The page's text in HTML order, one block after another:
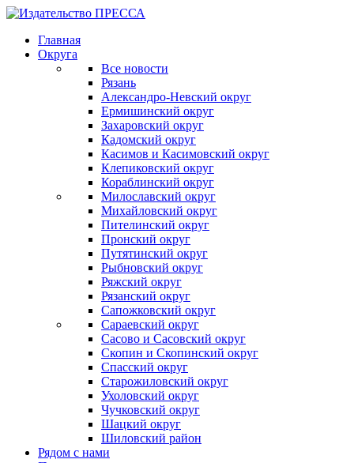
Главная
Округа
Все новости
Рязань
Александро-Невский округ
Ермишинский округ
Захаровский округ
Кадомский округ
Касимов и Касимовский округ
Клепиковский округ
Кораблинский округ
Милославский округ
Михайловский округ
Пителинский округ
Пронский округ
Путятинский округ
Рыбновский округ
Ряжский округ
Рязанский округ
Сапожковский округ
Сараевский округ
Сасово и Сасовский округ
Скопин и Скопинский округ
Спасский округ
Старожиловский округ
Ухоловский округ
Чучковский округ
Шацкий округ
Шиловский район
Рядом с нами